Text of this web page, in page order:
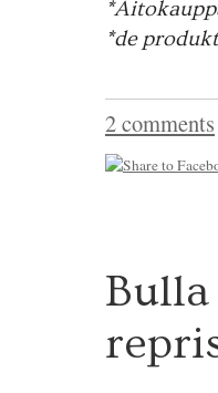
*de
2 comments